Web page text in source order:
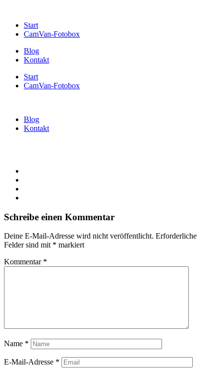
Start
CamVan-Fotobox
Blog
Kontakt
Start
CamVan-Fotobox
Blog
Kontakt
Schreibe einen Kommentar
Deine E-Mail-Adresse wird nicht veröffentlicht. Erforderliche
Felder sind mit * markiert
Kommentar *
Name *
E-Mail-Adresse *